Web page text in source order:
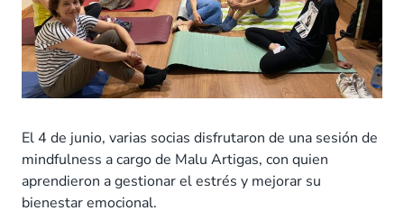
El 4 de junio, varias socias disfrutaron de una sesión de
mindfulness a cargo de Malu Artigas, con quien
aprendieron a gestionar el estrés y mejorar su
bienestar emocional.